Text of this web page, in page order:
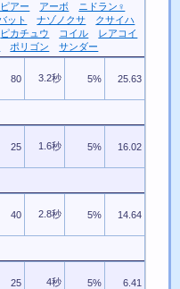
アー アーボ
ニドラン♀
ット ナゾノクサ
クサイハ
ピカチュウ コイル
レアコイ
ポリゴン サンダー
80 3.2秒 5% 25.63
25 1.6秒 5% 16.02
40 2.8秒 5% 14.64
25 4秒 5% 6.41